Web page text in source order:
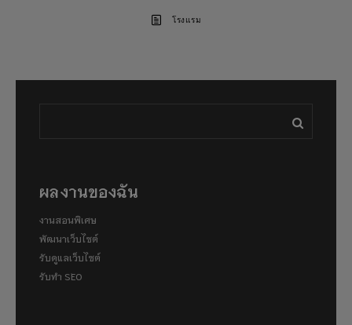
โรงแรม
ผลงานของฉัน
งานสอนพิเศษ
พัฒนาเว็บไซต์
รับดูแลเว็บไซต์
รับทำ SEO